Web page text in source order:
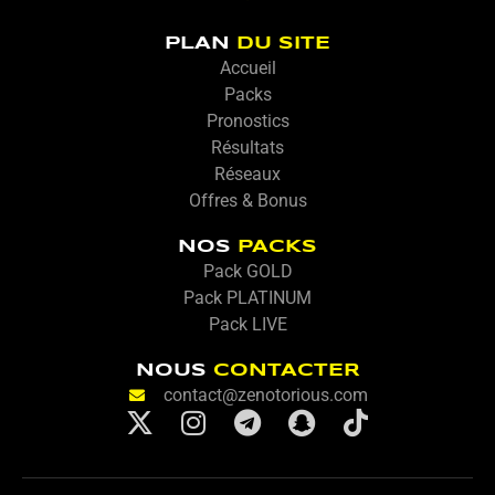
PLAN DU SITE
Accueil
Packs
Pronostics
Résultats
Réseaux
Offres & Bonus
NOS PACKS
Pack GOLD
Pack PLATINUM
Pack LIVE
NOUS CONTACTER
contact@zenotorious.com
X
t
I
s
T
l
S
a
T
k